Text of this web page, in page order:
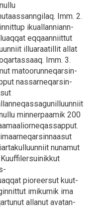
Imm. 2.
ikuallanniann-
eqqaanniittut
illuaraatillit allat
Imm. 3.
matoorunneqarsin-
nassarneqarsin-
minnerpaamik 200
nunamut
pioreersut kuut-
imikumik ima
allanut avatan-